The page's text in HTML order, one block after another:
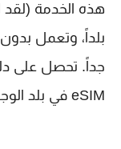
جداً. تحصل على
eSIM في بلد الوجهة بنقرة بسيطة.